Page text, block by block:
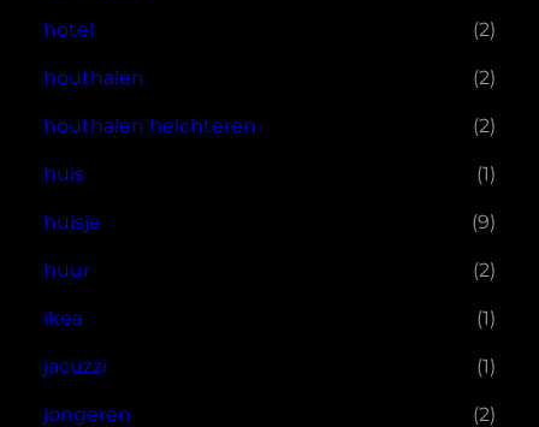
hotel (2)
houthalen (2)
houthalen helchteren (2)
huis (1)
huisje (9)
huur (2)
ikea (1)
jacuzzi (1)
jongeren (2)